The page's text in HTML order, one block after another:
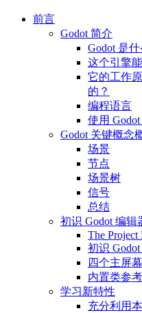
前言
Godot 简介
Godot 是什
这个引擎
它的工作
的？
编程语言
使用
Godot 关键概念
场景
节点
场景树
信号
总结
初识 Godot 编辑
The Project
初识
四个主屏幕
内置类参
学习新特性
充分利用